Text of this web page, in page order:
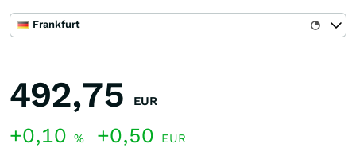
Frankfurt
492,75 EUR
+0,10 % +0,50 EUR